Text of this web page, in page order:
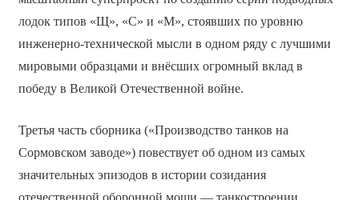
лодок типов «Щ», «С» и «М», стоявших по уровню
инженерно-технической мысли в одном ряду с лучшими
мировыми образцами и внёсших огромный вклад в
победу в Великой Отечественной войне.
Третья часть сборника («Производство танков на
Сормовском заводе») повествует об одном из самых
значительных эпизодов в истории созидания